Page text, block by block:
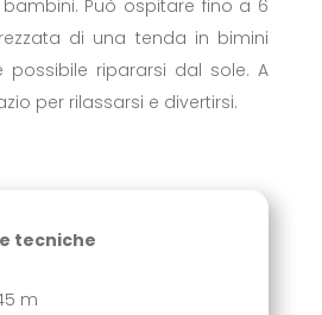
Può ospitare fino a 6
di una tenda in bimini
ripararsi dal sole. A
per rilassarsi e divertirsi.
tecniche
m